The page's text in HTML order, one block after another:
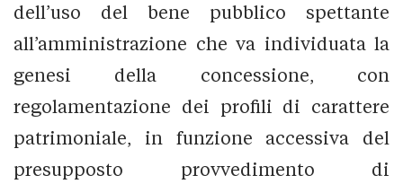
dell’uso del bene pubblico spettante
all’amministrazione che va individuata la
genesi della concessione, con
regolamentazione dei profili di carattere
patrimoniale, in funzione accessiva del
presupposto provvedimento di